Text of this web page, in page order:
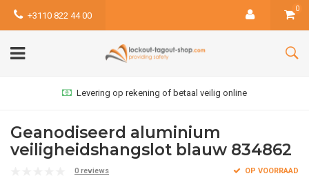
+3110 822 44 00
0
Levering op rekening of betaal veilig online
Geanodiseerd aluminium
veiligheidshangslot blauw 834862
0 reviews OP VOORRAAD